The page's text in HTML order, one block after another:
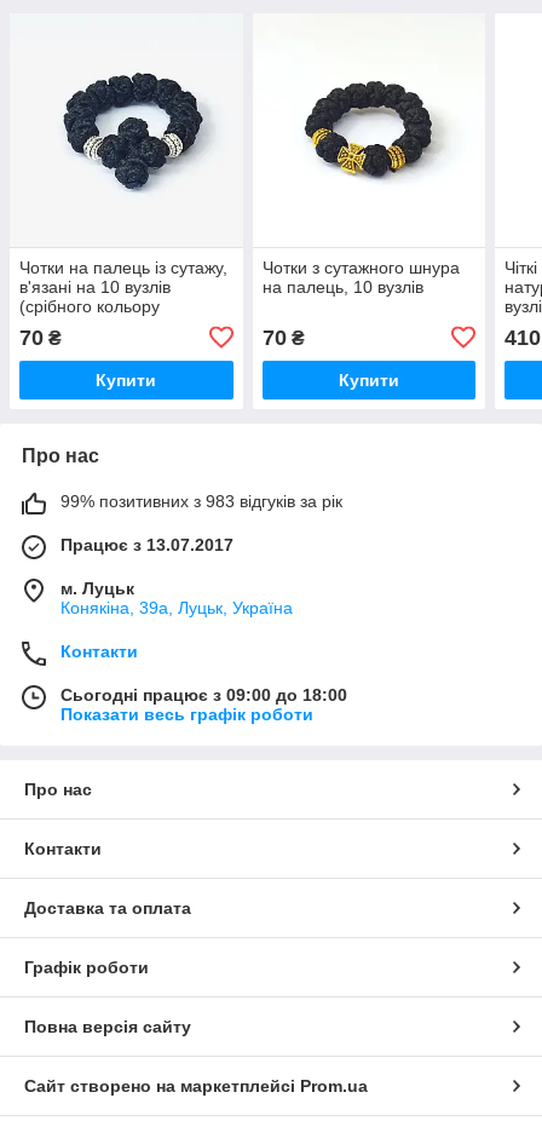
Чотки на палець із сутажу,
в'язані на 10 вузлів
(срібного кольору
70 ₴
Купити
Чотки з сутажного шнура
на палець, 10 вузлів
70₴
Купити
410
Про нас
99% позитивних з 983 відгуків за рік
Працює з 13.07.2017
м. Луцьк
Конякіна, 39а, Луцьк, Україна
Контакти
Сьогодні працює з 09:00 до 18:00
Показати весь графік роботи
Про нас
Контакти
Доставка та оплата
Графік роботи
Повна версія сайту
Сайт створено на маркетплейсі Prom.ua